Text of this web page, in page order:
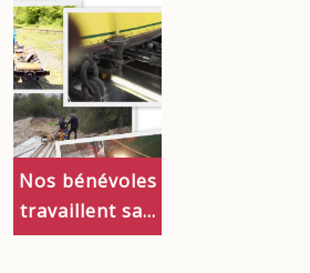
Nos bénévoles
travaillent sa...